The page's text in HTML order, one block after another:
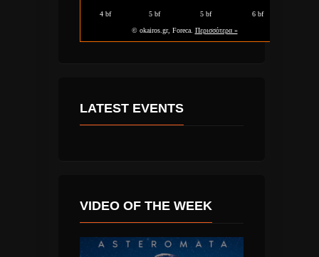
LATEST EVENTS
VIDEO OF THE WEEK